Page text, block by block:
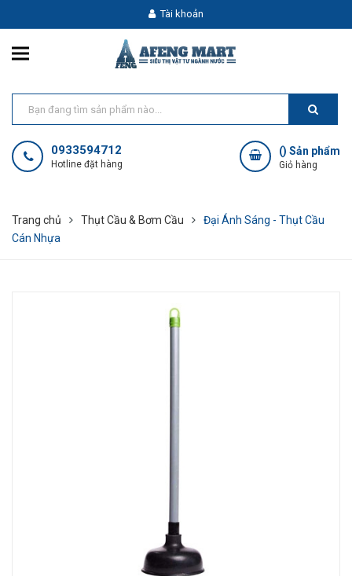
Tài khoản
0933594712
Hotline đặt hàng
() Sản phẩm
Giỏ hàng
Trang chủ Thụt Cầu & Bơm Cầu
Đại Ánh Sáng - Thụt Cầu
Cán Nhựa